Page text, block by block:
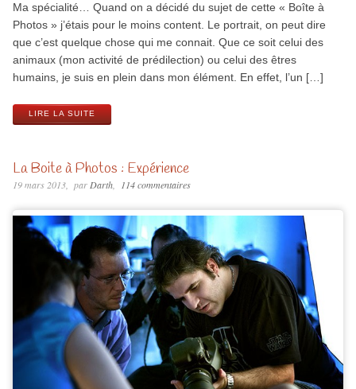
Ma spécialité… Quand on a décidé du sujet de cette « Boîte à
Photos » j’étais pour le moins content. Le portrait, on peut dire
que c’est quelque chose qui me connait. Que ce soit celui des
animaux (mon activité de prédilection) ou celui des êtres
humains, je suis en plein dans mon élément. En effet, l’un […]
LIRE LA SUITE
La Boite à Photos : Expérience
19 mars 2013 parDarth 114 commentaires